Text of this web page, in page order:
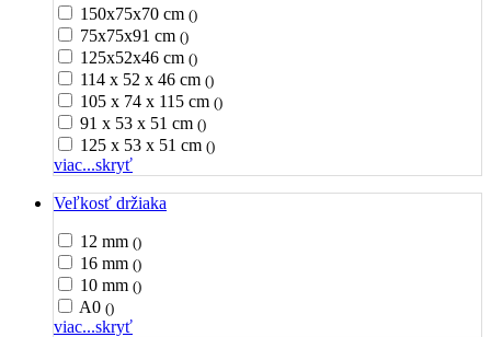
150x75x70 cm ()
75x75x91 cm ()
125x52x46 cm ()
114 x 52 x 46 cm ()
105 x 74 x 115 cm ()
91 x 53 x 51 cm ()
125 x 53 x 51 cm ()
viac...skryť
Veľkosť držiaka
12 mm ()
16 mm ()
10 mm ()
A0 ()
viac...skryť